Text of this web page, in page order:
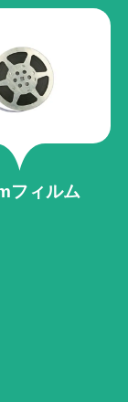
フィルム